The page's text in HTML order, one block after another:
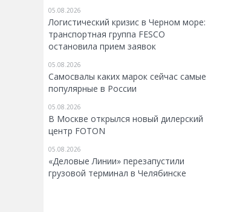
05.08.2026
Логистический кризис в Черном море:
транспортная группа FESCO
остановила прием заявок
05.08.2026
Самосвалы каких марок сейчас самые
популярные в России
05.08.2026
В Москве открылся новый дилерский
центр FOTON
05.08.2026
«Деловые Линии» перезапустили
грузовой терминал в Челябинске